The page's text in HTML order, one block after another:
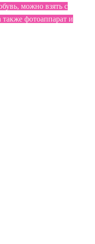
можно взять с
фотоаппарат и